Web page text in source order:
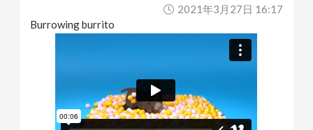
2021年3月27日 16:17
Burrowing burrito